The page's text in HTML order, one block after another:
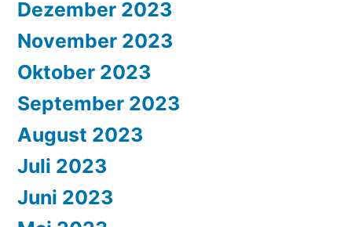
Dezember 2023
November 2023
Oktober 2023
September 2023
August 2023
Juli 2023
Juni 2023